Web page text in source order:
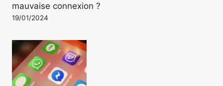
mauvaise connexion ?
19/01/2024